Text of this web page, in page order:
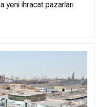
yeni ihracat pazarları